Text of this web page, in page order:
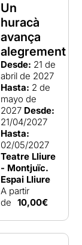
Un
huracà
avança
alegrement
Desde: 21 de
abril de 2027
Hasta: 2 de
mayo de
2027 Desde:
21/04/2027
Hasta:
02/05/2027
Teatre Lliure
- Montjuïc.
Espai Lliure
A partir
de 10,00€